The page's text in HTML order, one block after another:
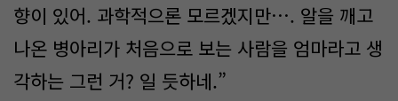
향이 있어. 과학적으론 모르겠지만…. 알을 깨고
나온 병아리가 처음으로 보는 사람을 엄마라고 생
각하는 그런 거? 일 듯하네.”